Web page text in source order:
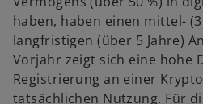
haben, haben einen mittel-
langfristigen (über 5 Jahre)
Vorjahr zeigt sich eine hohe
Registrierung an einer
tatsächlichen Nutzung. Für